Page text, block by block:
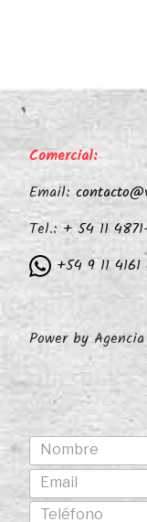
Comercial:
Email:
Tel.:+ 54 11
+54 9 11
Power by